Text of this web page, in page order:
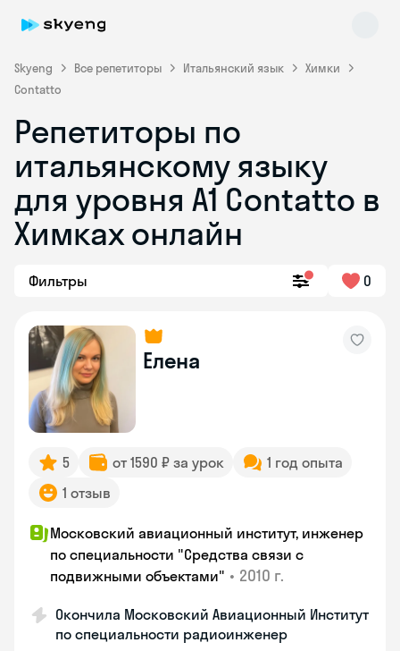
Skyeng Все репетиторы Итальянский язык
Химки
Contatto
Репетиторы по
итальянскому языку
для уровня А1 Contatto в
Химках онлайн
Фильтры 0
Елена
5 от 1590 ₽ за урок
1 год опыта
1 отзыв
Московский авиационный институт, инженер
по специальности "Средства связи с
подвижными объектами" • 2010 г.
Окончила Московский Авиационный Институт
по специальности радиоинженер
Skyeng Chat